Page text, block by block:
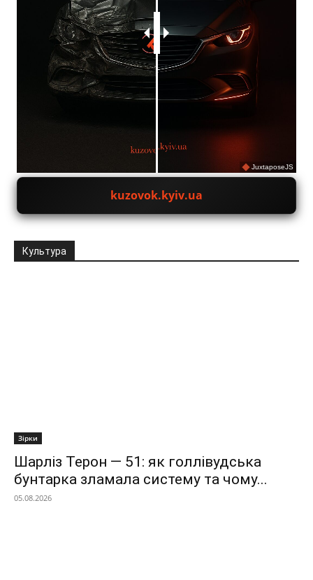
JuxtaposeJS
kuzovok.kyiv.ua
Культура
Зірки
Шарліз Терон — 51: як голлівудська
бунтарка зламала систему та чому...
05.08.2026